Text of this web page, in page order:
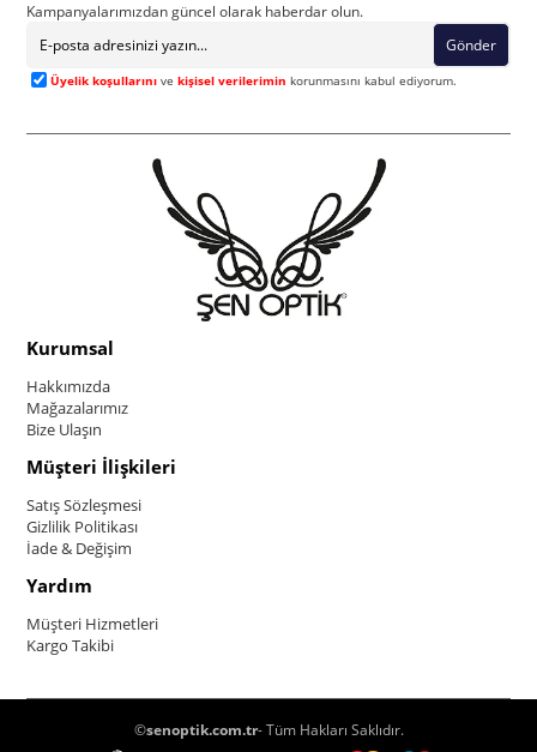
Kampanyalarımızdan güncel olarak haberdar olun.
Gönder
Üyelik koşullarını vekişisel verilerimin korunmasını kabul ediyorum.
Kurumsal
Hakkımızda
Mağazalarımız
Bize Ulaşın
Müşteri İlişkileri
Satış Sözleşmesi
Gizlilik Politikası
İade & Değişim
Yardım
Müşteri Hizmetleri
Kargo Takibi
©senoptik.com.tr- Tüm Hakları Saklıdır.